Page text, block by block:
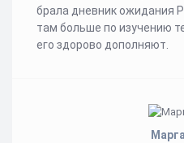
брала дневник ожидания
там больше по изучению
его здорово дополняют.